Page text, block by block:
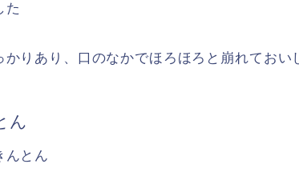
た
かりあり、口のなかでほろほろと崩れておい
ん
んとん